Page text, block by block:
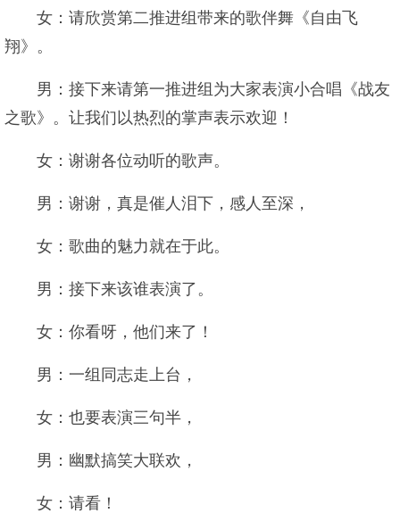
女：请欣赏第二推进组带来的歌伴舞《自由飞
翔》。
男：接下来请第一推进组为大家表演小合唱《战友
之歌》。让我们以热烈的掌声表示欢迎！
女：谢谢各位动听的歌声。
男：谢谢，真是催人泪下，感人至深，
女：歌曲的魅力就在于此。
男：接下来该谁表演了。
女：你看呀，他们来了！
男：一组同志走上台，
女：也要表演三句半，
男：幽默搞笑大联欢，
女：请看！